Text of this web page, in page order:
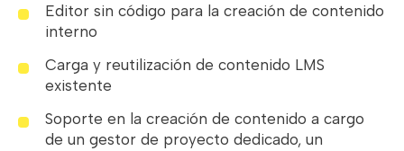
Editor sin código para la creación de contenido
interno
Carga y reutilización de contenido LMS
existente
Soporte en la creación de contenido a cargo
de un gestor de proyecto dedicado, un